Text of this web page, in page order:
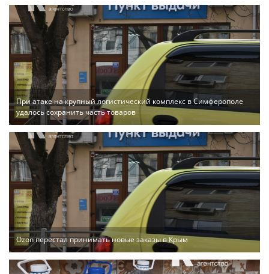
При атаке на крупный логистический комплекс в Симферополе
удалось сохранить часть товаров
Ozon перестал принимать новые заказы в Крым